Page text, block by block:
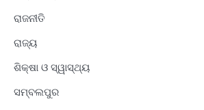
ରାଜନୀତି
ରାଜ୍ୟ
ଶିକ୍ଷା ଓ ସ୍ୱାସ୍ଥ୍ୟ
ସମ୍ବଲପୁର